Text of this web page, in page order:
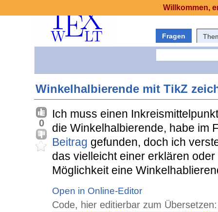
Fragen
Winkelhalbierende mit TikZ
0
Ich muss einen
die Winkelhalbierende, habe im
Beitrag gefunden, doch ich
das vielleicht einer erklären
Möglichkeit eine
Open in Online-Editor
Code, hier editierbar zum Übersetzen:
Willkommen,